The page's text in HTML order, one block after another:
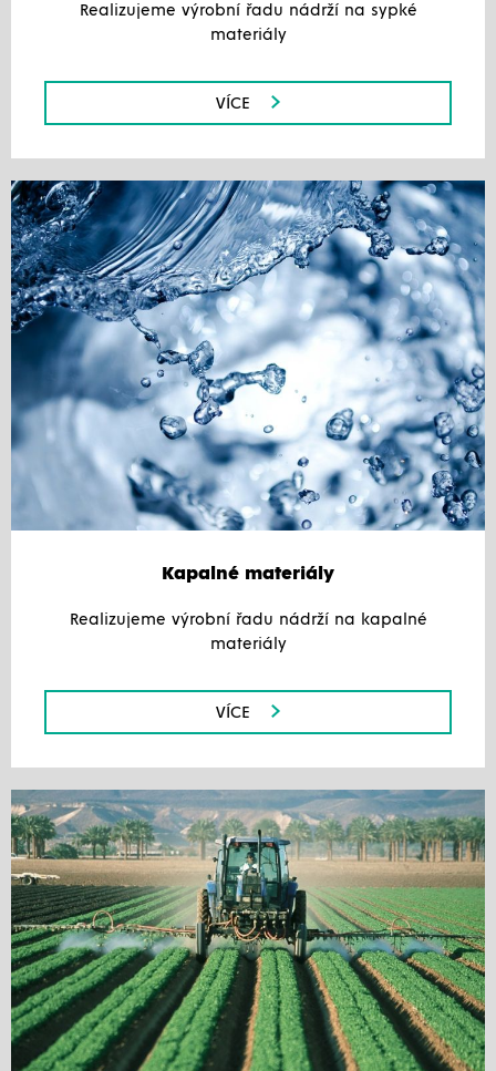
Realizujeme výrobní řadu nádrží na sypké
materiály
VÍCE
Kapalné materiály
Realizujeme výrobní řadu nádrží na kapalné
materiály
VÍCE